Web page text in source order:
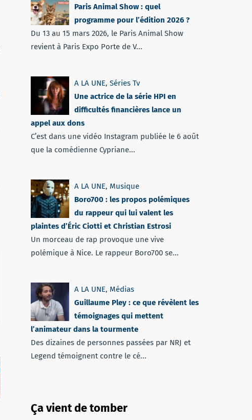
Paris Animal Show : quel
programme pour l’édition 2026 ?
Du 13 au 15 mars 2026, le Paris Animal Show
revient à Paris Expo Porte de V...
A LA UNE, Séries Tv
Une actrice de la série HPI en
difficultés financières lance un
appel aux dons
C’est dans une vidéo Instagram publiée le 6 août
que la comédienne Cypriane...
A LA UNE, Musique
Boro700 : les propos polémiques
du rappeur qui lui valent les
plaintes d’Éric Ciotti et Christian Estrosi
Un morceau de rap provoque une vive
polémique à Nice. Le rappeur Boro700 se...
A LA UNE, Médias
Guillaume Pley : ce que révèlent les
témoignages qui mettent
l’animateur dans la tourmente
Des dizaines de personnes passées par NRJ et
Legend témoignent contre le cé...
Ça vient de tomber